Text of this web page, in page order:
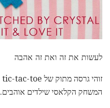
לעשות את זה ואת זה אהבה
המשחק הקלאסי שילדים אוהבים.